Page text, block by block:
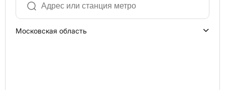
Московская область